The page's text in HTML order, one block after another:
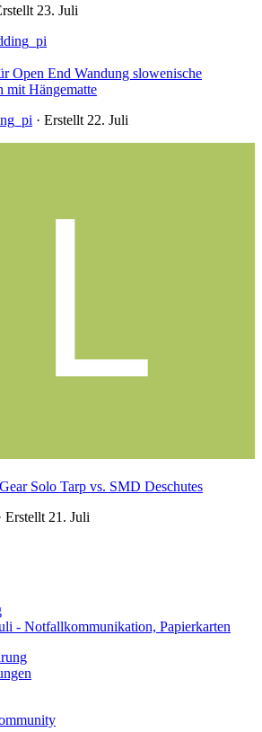
23. Juli
Open End Wandung slowenische
mit Hängematte
· Erstellt 22. Juli
Solo Tarp vs. SMD Deschutes
Erstellt 21. Juli
- Notfallkommunikation, Papierkarten